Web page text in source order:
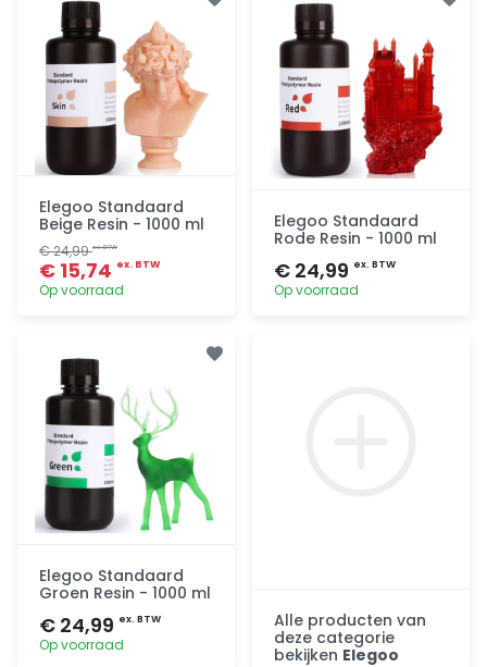
Elegoo Standaard
Beige Resin - 1000 ml
€ 24,99ex. BTW
€ 15,74 ex. BTW
Op voorraad
Elegoo Standaard
Rode Resin - 1000 ml
€ 24,99 ex. BTW
Op voorraad
Elegoo Standaard
Groen Resin - 1000 ml
€ 24,99 ex. BTW
Op voorraad
Alle producten van
deze categorie
bekijken Elegoo